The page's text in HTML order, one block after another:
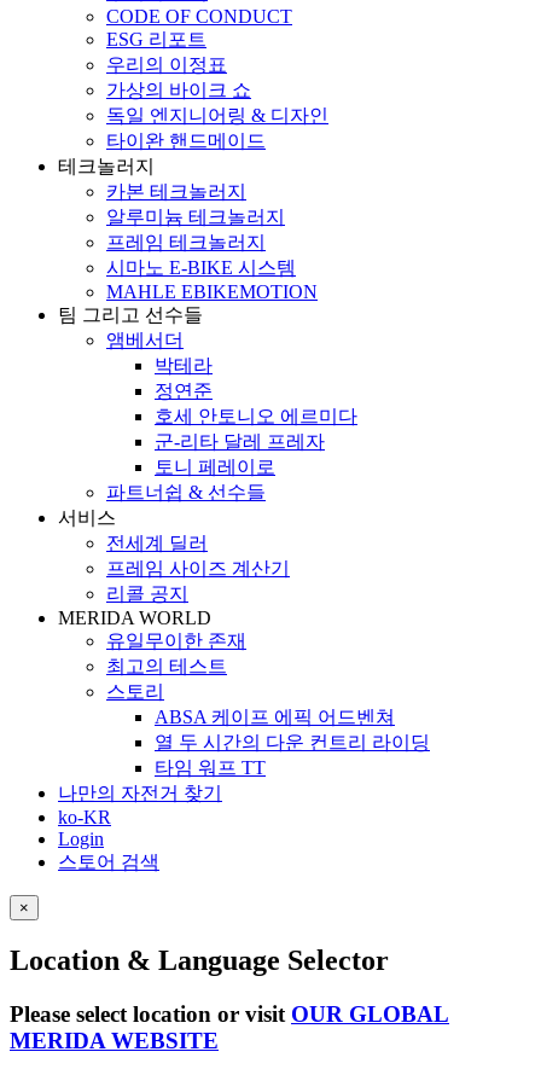
CODE OF CONDUCT
ESG 리포트
우리의 이정표
가상의 바이크 쇼
독일 엔지니어링 & 디자인
타이완 핸드메이드
테크놀러지
카본 테크놀러지
알루미늄 테크놀러지
프레임 테크놀러지
시마노 E-BIKE 시스템
MAHLE EBIKEMOTION
팀 그리고 선수들
앰베서더
박테라
정연준
호세 안토니오 에르미다
군-리타 달레 프레자
토니 페레이로
파트너쉽 & 선수들
서비스
전세계 딜러
프레임 사이즈 계산기
리콜 공지
MERIDA WORLD
유일무이한 존재
최고의 테스트
스토리
ABSA 케이프 에픽 어드벤쳐
열 두 시간의 다운 컨트리 라이딩
타임 워프 TT
나만의 자전거 찾기
ko-KR
Login
스토어 검색
×
Location & Language Selector
Please select location or visit OUR GLOBAL
MERIDA WEBSITE